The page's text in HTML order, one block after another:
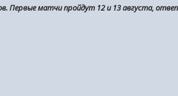
Первые матчи пройдут 12 и 13 августа,